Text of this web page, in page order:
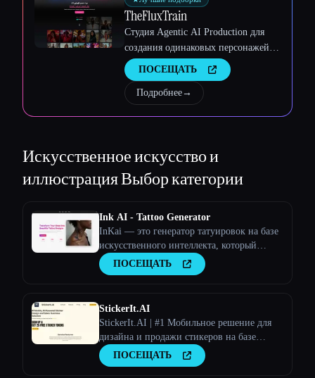
TheFluxTrain
Студия Agentic AI Production для
создания одинаковых персонажей,
рабочих процессов и видео
ПОСЕЩАТЬ
Подробнее→
Искусственное искусство и
иллюстрацияВыбор категории
Ink AI - Tattoo Generator
InKai — это генератор татуировок на базе
искусственного интеллекта, который
создает персонализированные дизайны
татуировок на основе пользовательского
ПОСЕЩАТЬ
StickerIt.AI
StickerIt.AI | #1 Мобильное решение для
дизайна и продажи стикеров на базе
искусственного интеллекта
ПОСЕЩАТЬ